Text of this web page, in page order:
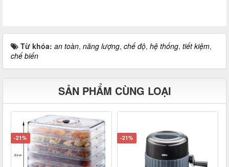
Từ khóa: an toàn, năng lượng, chế độ, hệ thống, tiết kiệm,
chế biến
SẢN PHẨM CÙNG LOẠI
-21% -21%